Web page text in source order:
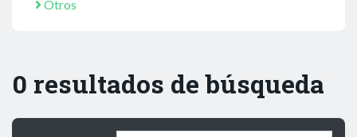
Otros
0 resultados de búsqueda